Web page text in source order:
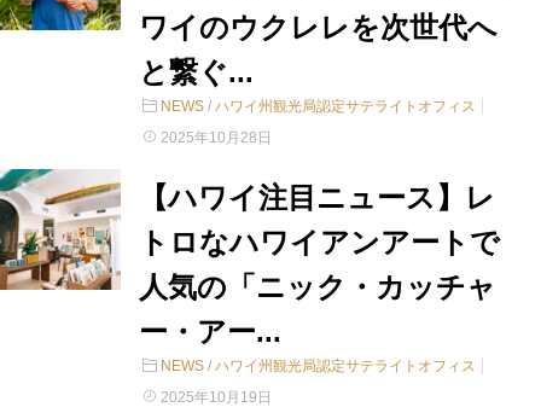
ワイのウクレレを次世代へ
と繋ぐ...
NEWS / ハワイ州観光局認定サテライトオフィス
2025年10月28日
【ハワイ注目ニュース】レ
トロなハワイアンアートで
人気の「ニック・カッチャ
ー・アー...
NEWS / ハワイ州観光局認定サテライトオフィス
2025年10月19日